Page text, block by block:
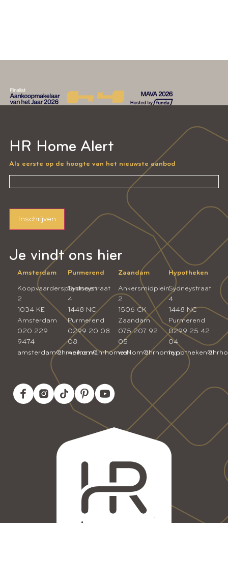
Je vindt ons hier
Amsterdam
Koopvaardersplantsoen
2
1034 KE
Amsterdam
020 229
9474
amsterdam@hrhome.nl
Purmerend
Sydneystraat
4
1448 NC
Purmerend
0299 20 08
08
welkom@hrhome.nl
Zaandam
Ankersmidplein
2
1506 CK
Zaandam
075 207 92
05
welkom@hrhome.nl
Hypotheken
Sydneystraat
4
1448 NC
Purmerend
0299 25 42
04
HR Home Alert
Als eerste op de hoogte van het nieuwste aanbod
Inschrijven